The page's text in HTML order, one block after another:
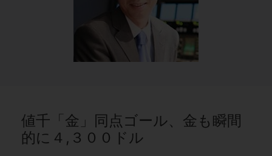
値千「金」同点ゴール、金も瞬間
的に４,３００ドル